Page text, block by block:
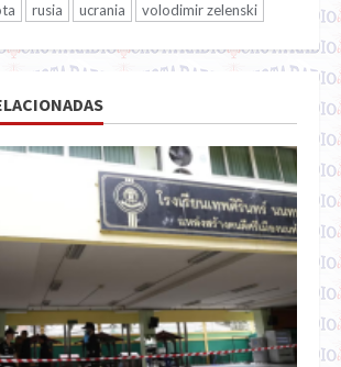
rusia ucrania volodimir zelenski